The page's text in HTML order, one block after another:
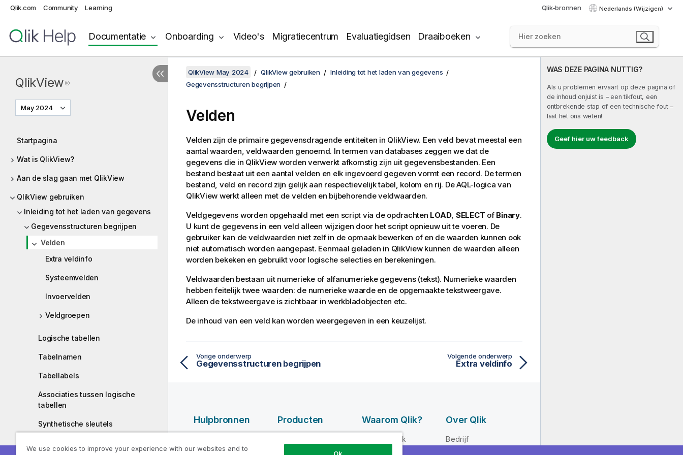
Qlik.com Community Learning Qlik-bronnen Nederlands (Wijzigen)
Documentatie Onboarding Video's Migratiecentrum Evaluatiegidsen Draaiboeken
QlikView ®
May 2024
Startpagina
Wat is QlikView?
Aan de slag gaan met QlikView
QlikView gebruiken
Inleiding tot het laden van gegevens
Gegevensstructuren begrijpen
Velden
Extra veldinfo
Systeemvelden
Invoervelden
Veldgroepen
Logische tabellen
Tabelnamen
Tabellabels
Associaties tussen logische
tabellen
Synthetische sleutels
WAS DEZE PAGINA NUTTIG?
Als u problemen ervaart op deze pagina of
de inhoud onjuist is – een tikfout, een
ontbrekende stap of een technische fout –
laat het ons weten!
Geef hier uw feedback
QlikView May 2024 QlikView gebruiken
Inleiding tot het laden van gegevens
Gegevensstructuren begrijpen
Velden
Velden zijn de primaire gegevensdragende entiteiten in QlikView. Een veld bevat meestal een
aantal waarden, veldwaarden genoemd. In termen van databases zeggen we dat de
gegevens die in QlikView worden verwerkt afkomstig zijn uit gegevensbestanden. Een
bestand bestaat uit een aantal velden en elk ingevoerd gegeven vormt een record. De termen
bestand, veld en record zijn gelijk aan respectievelijk tabel, kolom en rij. De AQL-logica van
QlikView werkt alleen met de velden en bijbehorende veldwaarden.
Veldgegevens worden opgehaald met een script via de opdrachten LOAD, SELECT of Binary.
U kunt de gegevens in een veld alleen wijzigen door het script opnieuw uit te voeren. De
gebruiker kan de veldwaarden niet zelf in de opmaak bewerken of en de waarden kunnen ook
niet automatisch worden aangepast. Eenmaal geladen in QlikViewkunnen de waarden alleen
worden bekeken en gebruikt voor logische selecties en berekeningen.
Veldwaarden bestaan uit numerieke of alfanumerieke gegevens (tekst). Numerieke waarden
hebben feitelijk twee waarden: de numerieke waarde en de opgemaakte tekstweergave.
Alleen de tekstweergave is zichtbaar in werkbladobjecten etc.
De inhoud van een veld kan worden weergegeven in een keuzelijst.
Vorige onderwerp
Gegevensstructuren begrijpen
Volgende onderwerp
Extra veldinfo
Hulpbronnen
Qlik Developer
Producten
RATIE EN
Waarom Qlik?
Waarom Qlik
Over Qlik
Bedrijf
We use cookies to improve your experience with our websites and to